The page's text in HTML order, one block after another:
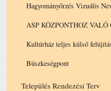
Hagyományőrzés Vizuális
ASP KÖZPONTHOZ
Kultúrház teljes külső
Büszkeségpont
Település Rendezési Terv